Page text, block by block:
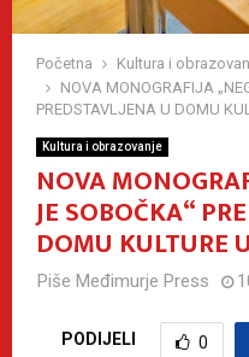
Početna
Kultura i
NOVA MONOGRAFIJA
PREDSTAVLJENA U DOMU
Kultura i obrazovanje
NOVA
JE SOBOČKA“
DOMU KULTURE
Piše Međimurje Press
PODIJELI 0